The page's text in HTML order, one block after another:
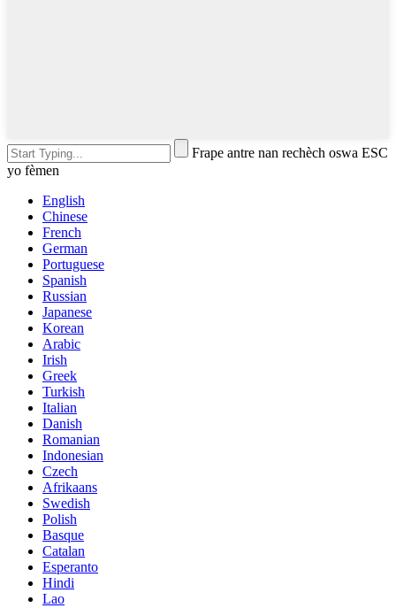
Frape antre nan rechèch oswa ESC
yo fèmen
English
Chinese
French
German
Portuguese
Spanish
Russian
Japanese
Korean
Arabic
Irish
Greek
Turkish
Italian
Danish
Romanian
Indonesian
Czech
Afrikaans
Swedish
Polish
Basque
Catalan
Esperanto
Hindi
Lao